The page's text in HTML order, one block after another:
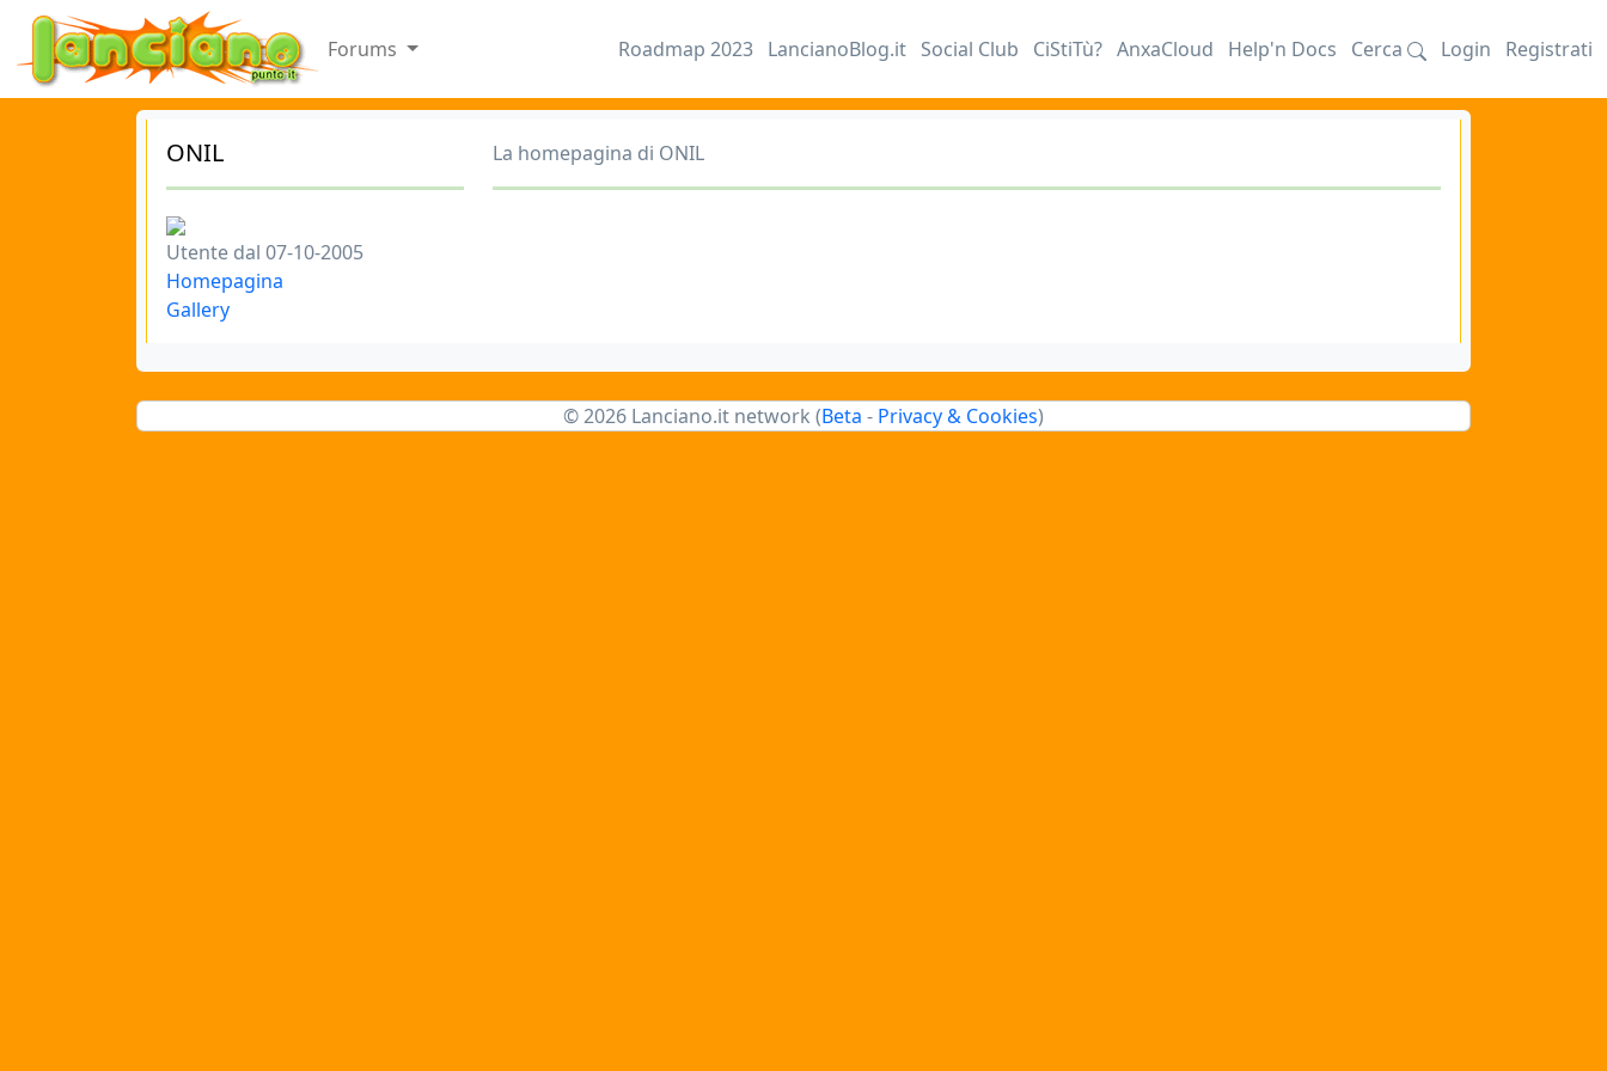
Forums Roadmap 2023 LancianoBlog.it Social Club CiStiTù? AnxaCloud Help'n Docs Cerca Login Registrati
ONIL
Utente dal 07-10-2005
Homepagina
Gallery
La homepagina di ONIL
© 2026 Lanciano.it network (Beta - Privacy & Cookies)